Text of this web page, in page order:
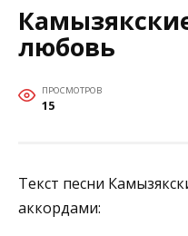
любовь
ПРОСМОТРОВ
15
Текст песни
аккордами: